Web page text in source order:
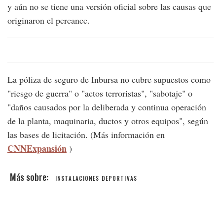
y aún no se tiene una versión oficial sobre las causas que
originaron el percance.
La póliza de seguro de Inbursa no cubre supuestos como
"riesgo de guerra" o "actos terroristas", "sabotaje" o
"daños causados por la deliberada y continua operación
de la planta, maquinaria, ductos y otros equipos", según
las bases de licitación. (Más información en
CNNExpansión )
INSTALACIONES DEPORTIVAS